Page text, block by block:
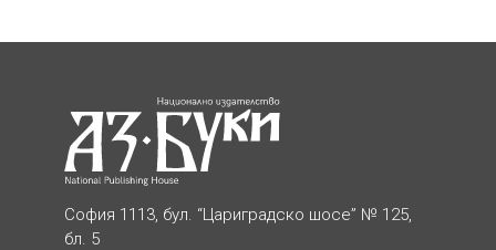
София 1113, бул. “Цариградско шосе” № 125,
бл. 5